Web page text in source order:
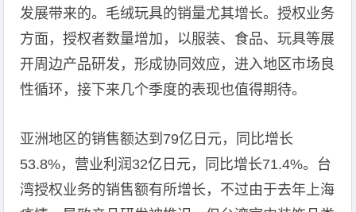
发展带来的。毛绒玩具的销量尤其增长。授权业务
方面，授权者数量增加，以服装、食品、玩具等展
开周边产品研发，形成协同效应，进入地区市场良
性循环，接下来几个季度的表现也值得期待。
亚洲地区的销售额达到79亿日元，同比增长
53.8%，营业利润32亿日元，同比增长71.4%。台
湾授权业务的销售额有所增长，不过由于去年上海